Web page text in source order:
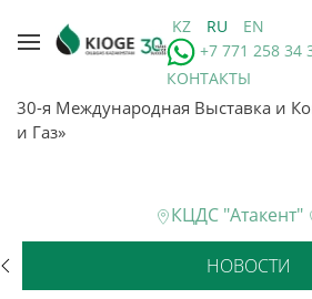
KZ RU
EN
+7 771 258 34
КОНТАКТЫ
30-я Международная Выставка и
и Газ»
КЦДС "Атакент"
НОВОСТИ